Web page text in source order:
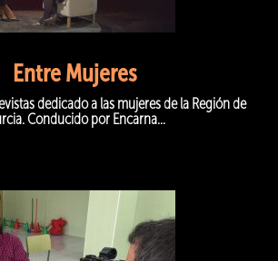
Entre Mujeres
dedicado a las mujeres de la Región de
Conducido por Encarna...